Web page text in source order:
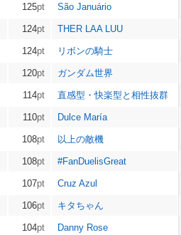
125pt São Januário
124pt THER LAA LUU
124pt リボンの騎士
120pt ガンダム世界
114pt 直感型・快楽型と相性抜群
110pt Dulce María
108pt 以上の敵機
108pt #FanDuelisGreat
107pt Cruz Azul
106pt キタちゃん
104pt Danny Rose